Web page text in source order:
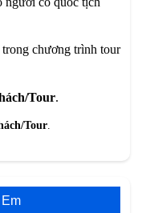
chương trình tour
Tour.
Tour.